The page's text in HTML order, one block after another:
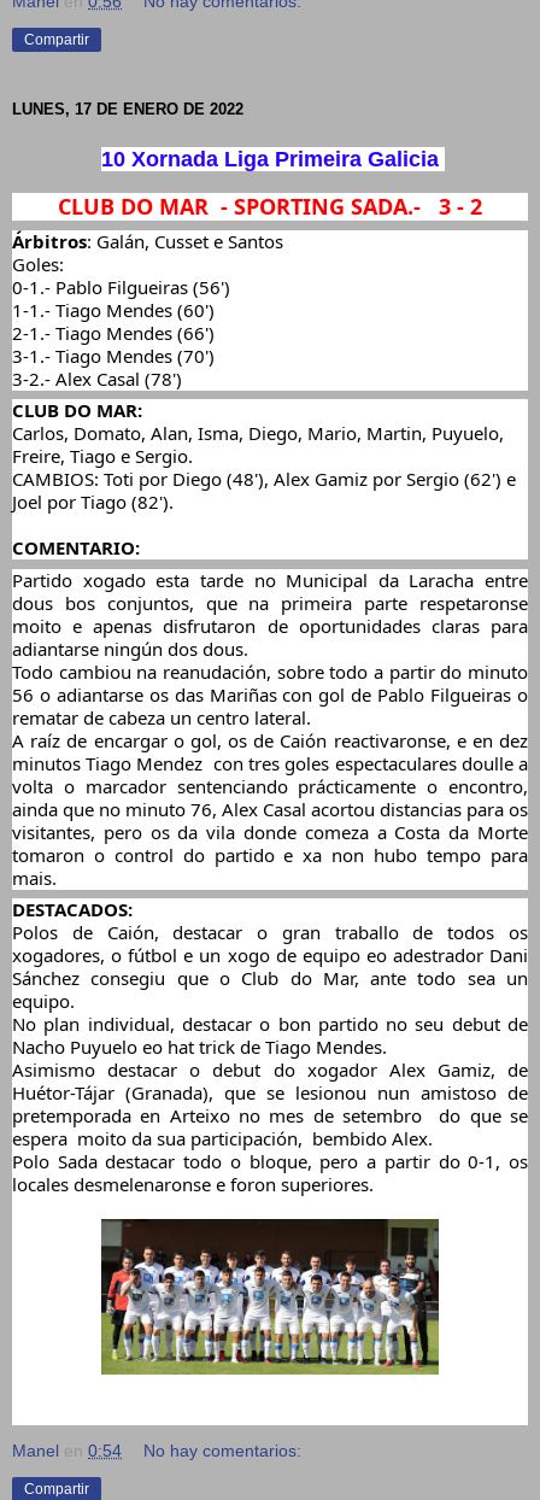
Compartir
LUNES, 17 DE ENERO DE 2022
10 Xornada Liga Primeira Galicia
CLUB DO MAR  - SPORTING SADA.-   3 - 2
Árbitros: Galán, Cusset e Santos
Goles:
0-1.- Pablo Filgueiras (56')
1-1.- Tiago Mendes (60')
2-1.- Tiago Mendes (66')
3-1.- Tiago Mendes (70')
3-2.- Alex Casal (78')
CLUB DO MAR:
Carlos, Domato, Alan, Isma, Diego, Mario, Martin, Puyuelo,
Freire, Tiago e Sergio.
CAMBIOS: Toti por Diego (48'), Alex Gamiz por Sergio (62') e
Joel por Tiago (82').
COMENTARIO:
Partido xogado esta tarde no Municipal da Laracha entre
dous bos conjuntos, que na primeira parte respetaronse
moito e apenas disfrutaron de oportunidades claras para
adiantarse ningún dos dous.
Todo cambiou na reanudación, sobre todo a partir do minuto
56 o adiantarse os das Mariñas con gol de Pablo Filgueiras o
rematar de cabeza un centro lateral.
A raíz de encargar o gol, os de Caión reactivaronse, e en dez
minutos Tiago Mendez  con tres goles espectaculares doulle a
volta o marcador sentenciando prácticamente o encontro,
ainda que no minuto 76, Alex Casal acortou distancias para os
visitantes, pero os da vila donde comeza a Costa da Morte
tomaron o control do partido e xa non hubo tempo para
mais.
DESTACADOS:
Polos de Caión, destacar o gran traballo de todos os
xogadores, o fútbol e un xogo de equipo eo adestrador Dani
Sánchez consegiu que o Club do Mar, ante todo sea un
equipo.
No plan individual, destacar o bon partido no seu debut de
Nacho Puyuelo eo hat trick de Tiago Mendes.
Asimismo destacar o debut do xogador Alex Gamiz, de
Huétor-Tájar (Granada), que se lesionou nun amistoso de
pretemporada en Arteixo no mes de setembro  do que se
espera  moito da sua participación,  bembido Alex.
Polo Sada destacar todo o bloque, pero a partir do 0-1, os
locales desmelenaronse e foron superiores.
Manel en 0:54 No hay comentarios:
Compartir